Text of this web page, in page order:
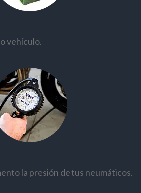
vehículo.
la presión de tus neumáticos.